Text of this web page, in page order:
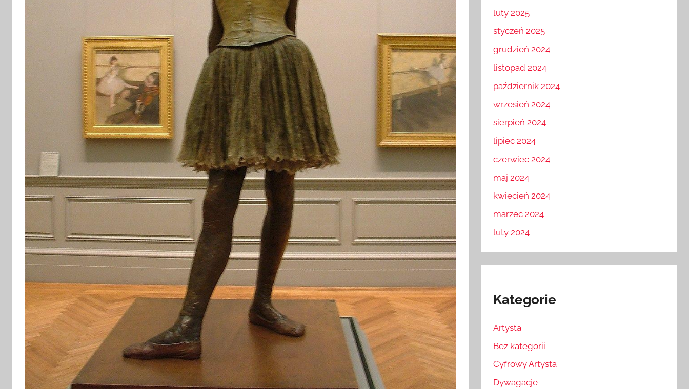
luty 2025
styczeń 2025
grudzień 2024
listopad 2024
październik 2024
wrzesień 2024
sierpień 2024
lipiec 2024
czerwiec 2024
maj 2024
kwiecień 2024
marzec 2024
luty 2024
Kategorie
Artysta
Bez kategorii
Cyfrowy Artysta
Dywagacje